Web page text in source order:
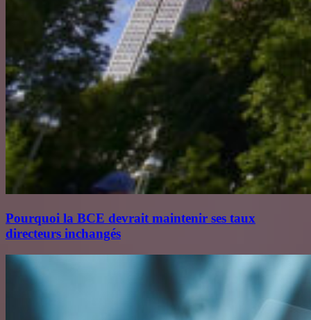
Pourquoi la BCE devrait maintenir ses taux
directeurs inchangés